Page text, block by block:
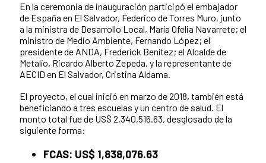
News content
En la ceremonia de inauguración participó el embajador
de España en El Salvador, Federico de Torres Muro, junto
a la ministra de Desarrollo Local, María Ofelia Navarrete; el
ministro de Medio Ambiente, Fernando López; el
presidente de ANDA, Frederick Benítez; el Alcalde de
Metalío, Ricardo Alberto Zepeda, y la representante de
AECID en El Salvador, Cristina Aldama.
El proyecto, el cual inició en marzo de 2018, también está
beneficiando a tres escuelas y un centro de salud. El
monto total fue de US$ 2,340,516.63, desglosado de la
siguiente forma:
FCAS: US$ 1,838,076.63